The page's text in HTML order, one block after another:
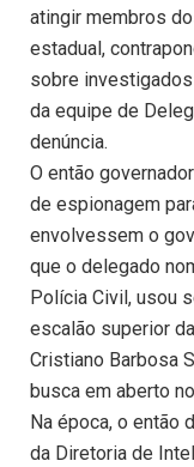
atingir membros
estadual,
sobre
da equipe de
denúncia.
O então
de espionagem
envolvessem o
que o delegado
Polícia Civil, usou
escalão superior
Cristiano Barbosa
busca em aberto
Na época, o então
da Diretoria de